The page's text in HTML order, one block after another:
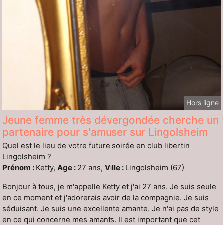
Hors ligne
Jeune femme très dévergondée cherche un
partenaire pour s'amuser sur Lingolsheim
Quel est le lieu de votre future soirée en club libertin
Lingolsheim ?
Prénom : Ketty, Age : 27 ans, Ville : Lingolsheim (67)
Bonjour à tous, je m'appelle Ketty et j'ai 27 ans. Je suis seule
en ce moment et j'adorerais avoir de la compagnie. Je suis
séduisant. Je suis une excellente amante. Je n'ai pas de style
en ce qui concerne mes amants. Il est important que cet